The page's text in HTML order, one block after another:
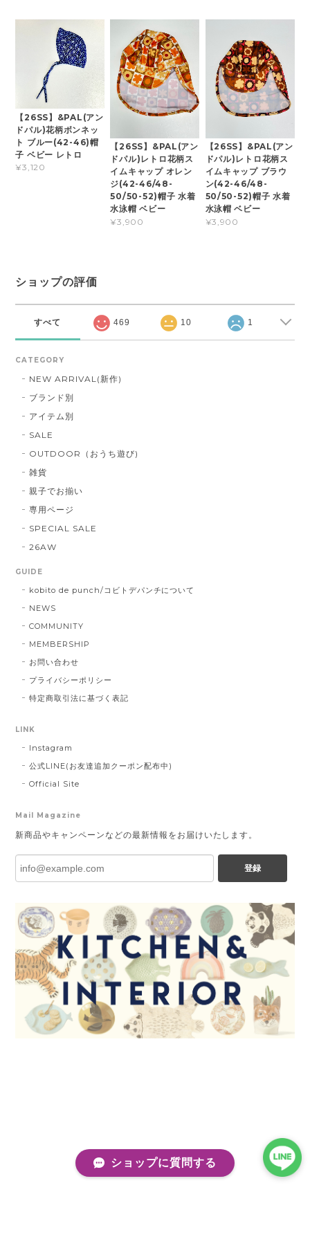
【26SS】&PAL(アン
ドパル)花柄ボンネッ
ト ブルー(42-46)帽
子 ベビー レトロ
¥3,120
【26SS】&PAL(アン
ドパル)レトロ花柄ス
イムキャップ オレン
ジ(42-46/48-
50/50-52)帽子 水着
水泳帽 ベビー
¥3,900
【26SS】&PAL(アン
ドパル)レトロ花柄ス
イムキャップ ブラウ
ン(42-46/48-
50/50-52)帽子 水着
水泳帽 ベビー
¥3,900
ショップの評価
すべて 469 10 1
CATEGORY
NEW ARRIVAL(新作)
ブランド別
アイテム別
SALE
OUTDOOR（おうち遊び)
雑貨
親子でお揃い
専用ページ
SPECIAL SALE
26AW
GUIDE
kobito de punch/コビトデパンチについて
NEWS
COMMUNITY
MEMBERSHIP
お問い合わせ
プライバシーポリシー
特定商取引法に基づく表記
LINK
Instagram
公式LINE(お友達追加クーポン配布中)
Official Site
Mail Magazine
新商品やキャンペーンなどの最新情報をお届けいたします。
登録
ショップに質問する